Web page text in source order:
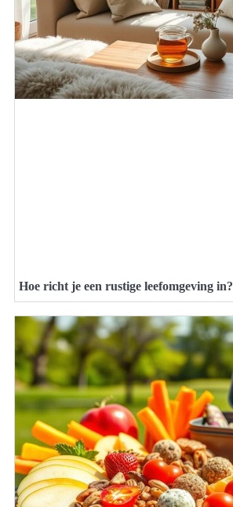
Hoe richt je een rustige leefomgeving in?